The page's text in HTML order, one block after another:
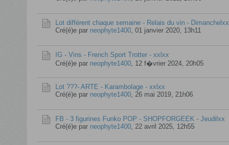
Lot différent chaque semaine - Relais du vin - Dimanchelxx
Cré(é)e par neophyte1400, 01 janvier 2020, 13h11
IG - Vins - French Sport Trotter - xxlxx
Cré(é)e par neophyte1400, 12 f�vrier 2024, 20h05
Lot ???- ARTE - Karambolage - xxlxx
Cré(é)e par neophyte1400, 26 mai 2019, 21h06
FB - 3 figurines Funko POP - SHOPFORGEEK - Jeudilxx
Cré(é)e par neophyte1400, 22 avril 2025, 12h55